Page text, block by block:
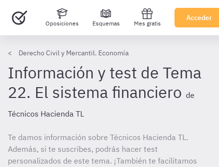
Oposiciones Esquemas Mes gratis
Acceder
Derecho Civil y Mercantil. Economía
Información y test de Tema
22. El sistema financiero de
Técnicos Hacienda TL
Te damos información sobre Técnicos Hacienda TL.
Además, si te suscribes, podrás hacer test
personalizados de este tema. ¡También te facilitamos